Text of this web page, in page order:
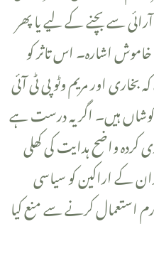
سے بچنے کے لیے یا پھر
اشارہ۔ اس تاثر کو
اور مریم وٹو پی ٹی آئی
ہیں۔ اگر یہ درست ہے
واضح ہدایت کی کھلی
کے اراکین کو سیاسی
استعمال کرنے سے منع کیا